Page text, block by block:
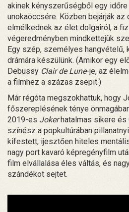
akinek kényszerűségből egy
unokaöccsére. Közben bejárják az
elmélkednek az élet dolgairól, a
végeredményben mindkettejük
Egy szép, személyes hangvételű,
drámára készülünk. (Amikor egy
Debussy Clair de Lune-je, az
a filmhez a százas zsepit.)
Már régóta megszokhattuk, hogy
főszereplésének ténye
2019-es Jokerhatalmas sikere és
színész a popkultúrában
kifestett, ijesztően hiteles
nagy port kavaró képregényfilm
film elvállalása éles váltás, és
szándékot sejtet.